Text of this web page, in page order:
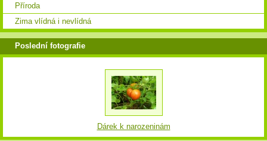
Příroda
Zima vlídná i nevlídná
Poslední fotografie
Dárek k narozeninám